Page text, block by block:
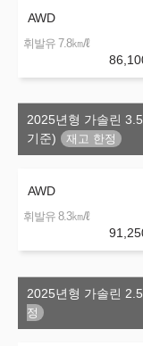
AWD
휘발유 7.8㎞/ℓ
2025년형 가솔린
기준)
AWD
휘발유 8.3㎞/ℓ
2025년형 가솔린